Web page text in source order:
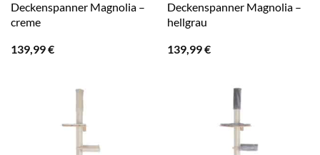
Deckenspanner Magnolia –
creme
139,99€
Deckenspanner Magnolia –
hellgrau
139,99€